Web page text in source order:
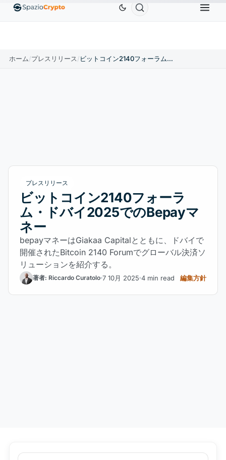
EthereumETH$1,880.58 Tether USDT$0.9991 BNBBNB
ホーム/プレスリリース/ ビットコイン2140フォーラム・ドバイ2025でのBepayマネー
プレスリリース
ビットコイン2140フォーラ
ム・ドバイ2025でのBepayマ
ネー
bepayマネーはGiakaa Capitalとともに、ドバイで
開催されたBitcoin 2140 Forumでグローバル決済ソ
リューションを紹介する。
著者: Riccardo Curatolo 7 10月 2025 4 min read 編集方針